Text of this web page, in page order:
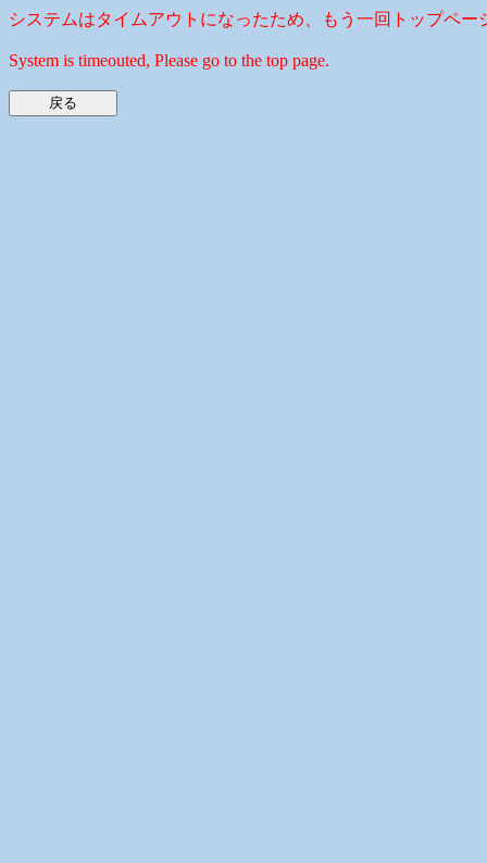
システムはタイムアウトになったため、もう一回トップペー
System is timeouted, Please go to the top page.